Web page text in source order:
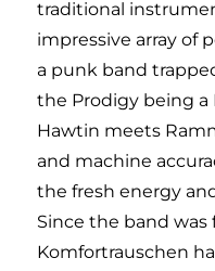
traditional
impressive array of
a punk band
the Prodigy being a
Hawtin meets
and machine
the fresh energy
Since the band was
Komfortrauschen